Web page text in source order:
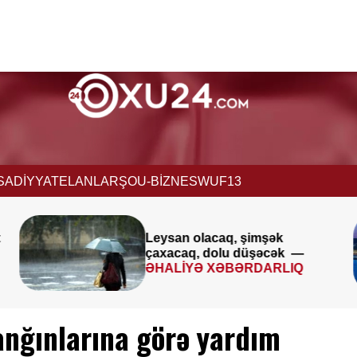
ELANLARŞOU-BİZNESWUF13
—
Avqustun 8-9-u ilə bağlı
XƏBƏRDARLIQ
görə yardım